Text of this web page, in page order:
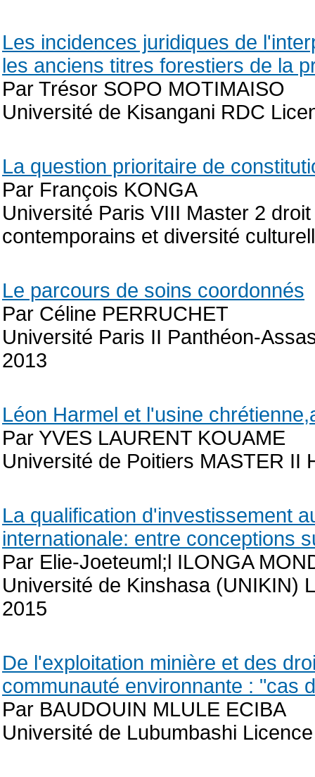
Les incidences juridiques de
les anciens titres forestiers de la
Par Trésor SOPO MOTIMAISO
Université de Kisangani RDC
La question prioritaire de
Par François KONGA
Université Paris VIII Master 2
contemporains et diversité
Le parcours de soins coordonnés
Par Céline PERRUCHET
Université Paris II Panthéon-
2013
Léon Harmel et l'usine
Par YVES LAURENT KOUAME
Université de Poitiers MASTER II
La qualification d'investissement
internationale: entre conceptions
Par Elie-Joeteuml;l ILONGA
Université de Kinshasa (UNIKIN)
2015
De l'exploitation minière et des
communauté environnante : "cas
Par BAUDOUIN MLULE ECIBA
Université de Lubumbashi